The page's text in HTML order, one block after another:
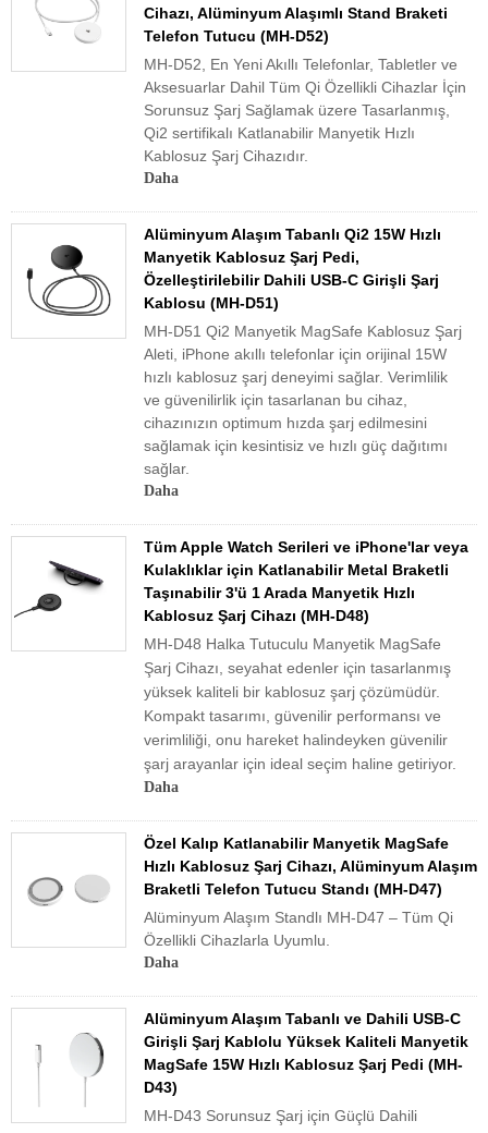
Cihazı, Alüminyum Alaşımlı Stand Braketi
Telefon Tutucu (MH-D52)
MH-D52, En Yeni Akıllı Telefonlar, Tabletler ve
Aksesuarlar Dahil Tüm Qi Özellikli Cihazlar İçin
Sorunsuz Şarj Sağlamak üzere Tasarlanmış,
Qi2 sertifikalı Katlanabilir Manyetik Hızlı
Kablosuz Şarj Cihazıdır.
Daha
Alüminyum Alaşım Tabanlı Qi2 15W Hızlı
Manyetik Kablosuz Şarj Pedi,
Özelleştirilebilir Dahili USB-C Girişli Şarj
Kablosu (MH-D51)
MH-D51 Qi2 Manyetik MagSafe Kablosuz Şarj
Aleti, iPhone akıllı telefonlar için orijinal 15W
hızlı kablosuz şarj deneyimi sağlar. Verimlilik
ve güvenilirlik için tasarlanan bu cihaz,
cihazınızın optimum hızda şarj edilmesini
sağlamak için kesintisiz ve hızlı güç dağıtımı
sağlar.
Daha
Tüm Apple Watch Serileri ve iPhone'lar veya
Kulaklıklar için Katlanabilir Metal Braketli
Taşınabilir 3'ü 1 Arada Manyetik Hızlı
Kablosuz Şarj Cihazı (MH-D48)
MH-D48 Halka Tutuculu Manyetik MagSafe
Şarj Cihazı, seyahat edenler için tasarlanmış
yüksek kaliteli bir kablosuz şarj çözümüdür.
Kompakt tasarımı, güvenilir performansı ve
verimliliği, onu hareket halindeyken güvenilir
şarj arayanlar için ideal seçim haline getiriyor.
Daha
Özel Kalıp Katlanabilir Manyetik MagSafe
Hızlı Kablosuz Şarj Cihazı, Alüminyum Alaşım
Braketli Telefon Tutucu Standı (MH-D47)
Alüminyum Alaşım Standlı MH-D47 – Tüm Qi
Özellikli Cihazlarla Uyumlu.
Daha
Alüminyum Alaşım Tabanlı ve Dahili USB-C
Girişli Şarj Kablolu Yüksek Kaliteli Manyetik
MagSafe 15W Hızlı Kablosuz Şarj Pedi (MH-
D43)
MH-D43 Sorunsuz Şarj için Güçlü Dahili